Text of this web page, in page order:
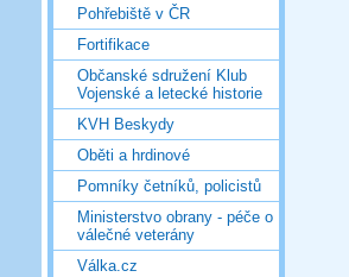
Pohřebiště v ČR
Fortifikace
Občanské sdružení Klub
Vojenské a letecké historie
KVH Beskydy
Oběti a hrdinové
Pomníky četníků, policistů
Ministerstvo obrany - péče o
válečné veterány
Válka.cz